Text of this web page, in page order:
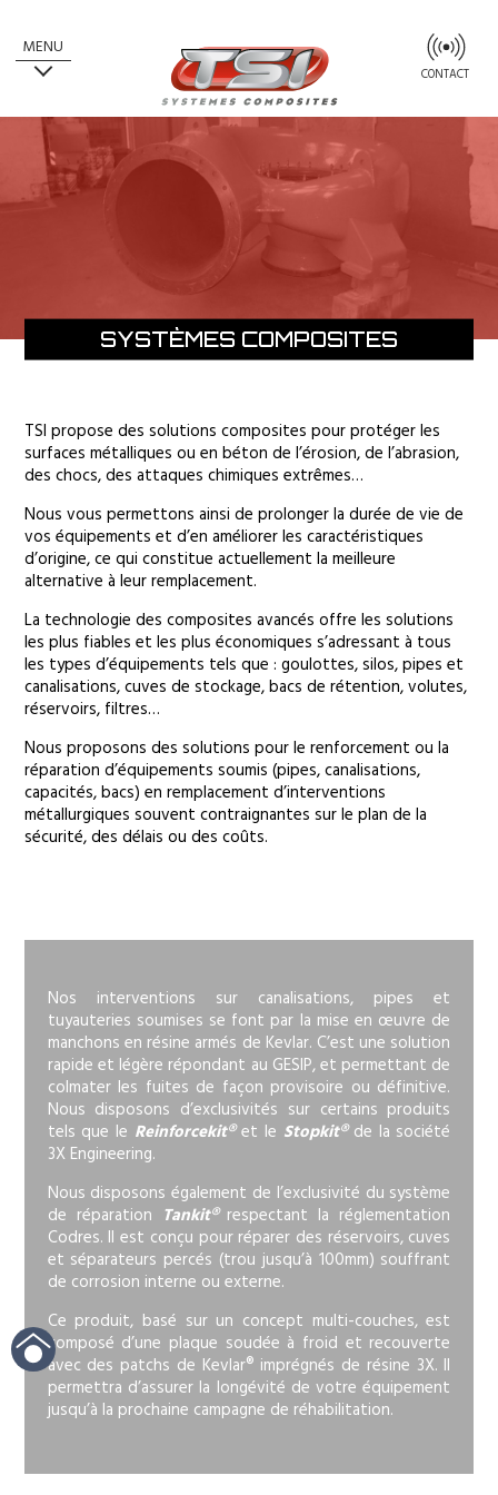
MENU
CONTACT
SYSTÈMES COMPOSITES
TSI propose des solutions composites pour protéger les
surfaces métalliques ou en béton de l’érosion, de l’abrasion,
des chocs, des attaques chimiques extrêmes…
Nous vous permettons ainsi de prolonger la durée de vie de
vos équipements et d’en améliorer les caractéristiques
d’origine, ce qui constitue actuellement la meilleure
alternative à leur remplacement.
La technologie des composites avancés offre les solutions
les plus fiables et les plus économiques s’adressant à tous
les types d’équipements tels que : goulottes, silos, pipes et
canalisations, cuves de stockage, bacs de rétention, volutes,
réservoirs, filtres…
Nous proposons des solutions pour le renforcement ou la
réparation d’équipements soumis (pipes, canalisations,
capacités, bacs) en remplacement d’interventions
métallurgiques souvent contraignantes sur le plan de la
sécurité, des délais ou des coûts.
Nos interventions sur canalisations, pipes et
tuyauteries soumises se font par la mise en œuvre de
manchons en résine armés de Kevlar. C’est une solution
rapide et légère répondant au GESIP, et permettant de
colmater les fuites de façon provisoire ou définitive.
Nous disposons d’exclusivités sur certains produits
tels que le Reinforcekit®et le Stopkit®de la société
3X Engineering.
Nous disposons également de l’exclusivité du système
de réparation Tankit®respectant la réglementation
Codres. Il est conçu pour réparer des réservoirs, cuves
et séparateurs percés (trou jusqu’à 100mm) souffrant
de corrosion interne ou externe.
Ce produit, basé sur un concept multi-couches, est
composé d’une plaque soudée à froid et recouverte
avec des patchs de Kevlar® imprégnés de résine 3X. Il
permettra d’assurer la longévité de votre équipement
jusqu’à la prochaine campagne de réhabilitation.